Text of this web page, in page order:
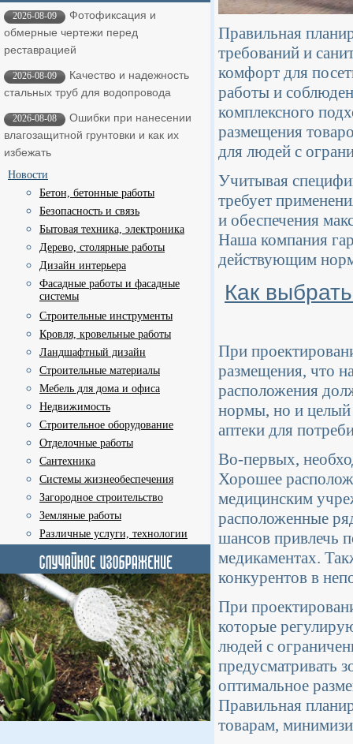
2026-08-09
Фотофиксация и
обмерные чертежи перед
реставрацией
2026-08-09
Качество и надежность
стальных труб для водопровода
2026-08-08
Ошибки при нанесении
влагозащитной грунтовки и как их
избежать
Новости
Бетон, бетонные работы
Безопасность и связь
Бытовая техника, электроника
Дерево, столярные работы
Дизайн интерьера
Фасадные работы и фасадные
системы
Строительные инструменты
Кровля, кровельные работы
Ландшафтный дизайн
Строительные материалы
Мебель для дома и офиса
Недвижимость
Строительное оборудование
Отделочные работы
Сантехника
Системы жизнеобеспечения
Загородное строительство
Земляные работы
Различные услуги, технологии
Правильная
требований и
комфорт для
работы и
комплексного
размещения
для людей с
Учитывая
требует
и обеспечения
Наша компания
действующим
Как
При
размещения, что
расположения
нормы, но и целый
аптеки для
Во-первых,
Хорошее
медицинским
расположенные
шансов привлечь
медикаментах.
конкурентов в
При
которые
людей с
предусматривать
оптимальное
Правильная
товарам,